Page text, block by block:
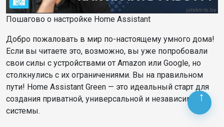
Пошагово о настройке Home Assistant
Добро пожаловать в мир по-настоящему умного дома!
Если вы читаете это, возможно, вы уже попробовали
свои силы с устройствами от Amazon или Google, но
столкнулись с их ограничениями. Вы на правильном
пути! Home Assistant Green — это идеальный старт для
создания приватной, универсальной и независимой
системы.